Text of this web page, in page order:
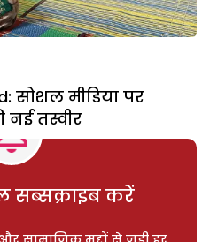
सोशल मीडिया पर
तस्वीर
सब्सक्राइब करें